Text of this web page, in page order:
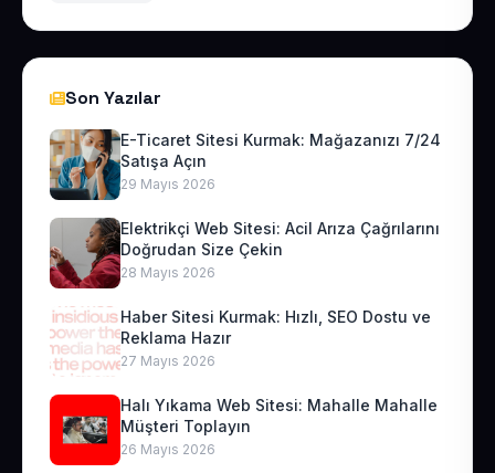
Son Yazılar
E-Ticaret Sitesi Kurmak: Mağazanızı 7/24
Satışa Açın
29 Mayıs 2026
Elektrikçi Web Sitesi: Acil Arıza Çağrılarını
Doğrudan Size Çekin
28 Mayıs 2026
Haber Sitesi Kurmak: Hızlı, SEO Dostu ve
Reklama Hazır
27 Mayıs 2026
Halı Yıkama Web Sitesi: Mahalle Mahalle
Müşteri Toplayın
26 Mayıs 2026